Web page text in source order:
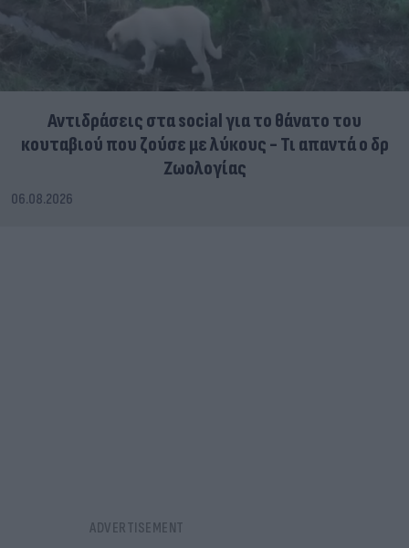
Αντιδράσεις στα social για το θάνατο του
κουταβιού που ζούσε με λύκους - Τι απαντά ο δρ
Ζωολογίας
06.08.2026